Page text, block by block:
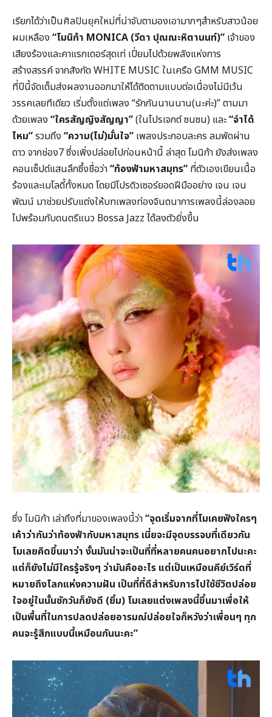
เรียกได้ว่าเป็นศิลปินยุคใหม่ที่น่าจับตามองเอามากๆสำหรับสาวน้อย
ผมเหลือง “โมนิก้า MONICA (วีดา ปุณณะหิตานนท์)” เจ้าของ
เสียงร้องและคาแรกเตอร์สุดเท่ เปี่ยมไปด้วยพลังแห่งการ
สร้างสรรค์ จากสังกัด WHITE MUSIC ในเครือ GMM MUSIC
ที่ปีนี้จัดเต็มส่งผลงานออกมาให้ได้ติดตามแบบต่อเนื่องไม่มีเว้น
วรรคเลยทีเดียว เริ่มตั้งแต่เพลง “รักกันนานนาน(นะค่ะ)” ตามมา
ด้วยเพลง “ใครสัญญิงสัญญา”(ในโปรเจกต์ ซนซน) และ“จำได้
ไหม”รวมถึง “ความ(ไม่)มั่นใจ” เพลงประกอบละคร ลมพัดผ่าน
ดาว จากช่อง7 ซึ่งเพิ่งปล่อยไปก่อนหน้านี้ ล่าสุด โมนิก้า ยังส่งเพลง
คอนเซ็ปต์แสนลึกซึ้งชื่อว่า“ท้องฟ้ามหาสมุทร” ที่ตัวเองเขียนเนื้อ
ร้องและเมโลดี้ทั้งหมด โดยมีโปรดิวเซอร์ยอดฝีมืออย่าง เจน เจน
พัฒน์ มาช่วยปรับแต่งให้บทเพลงท่องจินตนาการเพลงนี้ล่องลอย
ไปพร้อมกับดนตรีแนว Bossa Jazz ได้ลงตัวยิ่งขึ้น
ซึ่ง โมนิก้า เล่าถึงที่มาของเพลงนี้ว่า“จุดเริ่มจากที่โมเคยฟังใครๆ
เค้าว่ากันว่าท้องฟ้ากับมหาสมุทร เนี่ยจะมีจุดบรรจบที่เดียวกัน
โมเลยคิดขึ้นมาว่า งั้นมันน่าจะเป็นที่ที่หลายคนคนอยากไปนะคะ
แต่ก็ยังไม่มีใครรู้จริงๆ ว่ามันคืออะไร แต่เป็นเหมือนคีย์เวิร์ดที่
หมายถึงโลกแห่งความฝัน เป็นที่ที่ดีสำหรับการไปใช้ชีวิตปล่อย
ใจอยู่ในนั้นซักวันก็ยังดี (ยิ้ม) โมเลยแต่งเพลงนี้ขึ้นมาเพื่อให้
เป็นพื้นที่ในการปลดปล่อยอารมณ์ปล่อยใจก็หวังว่าเพื่อนๆ ทุก
คนจะรู้สึกแบบนี้เหมือนกันนะคะ”